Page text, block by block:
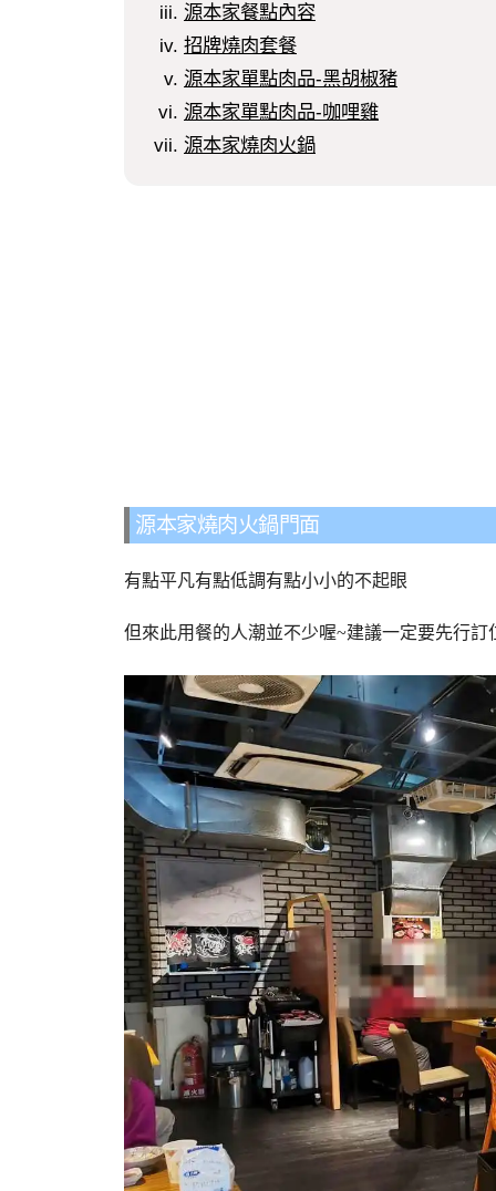
源本家餐點內容
招牌燒肉套餐
源本家單點肉品-黑胡椒豬
源本家單點肉品-咖哩雞
源本家燒肉火鍋
源本家燒肉火鍋門面
有點平凡有點低調有點小小的不起眼
但來此用餐的人潮並不少喔~建議一定要先行